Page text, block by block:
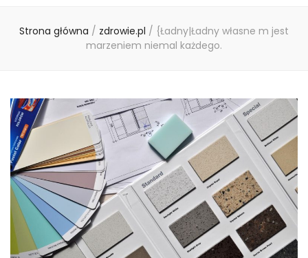
Strona główna / zdrowie.pl / {Ładny|Ładny własne m jest
marzeniem niemal każdego.